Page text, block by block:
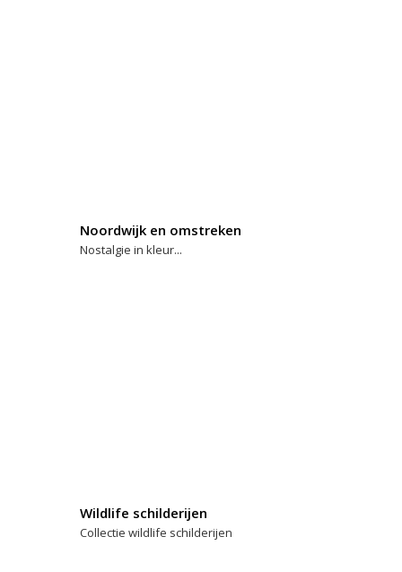
Noordwijk en omstreken
Nostalgie in kleur...
Wildlife schilderijen
Collectie wildlife schilderijen